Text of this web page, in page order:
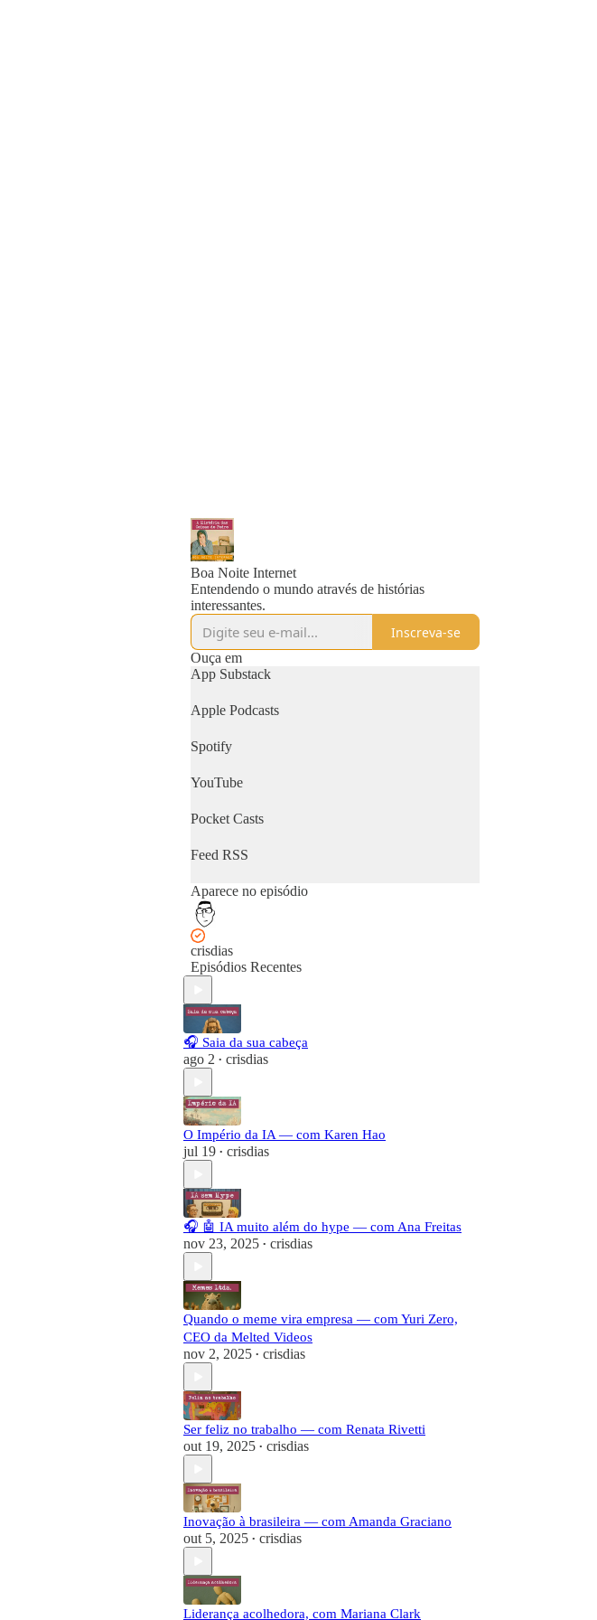
Boa Noite Internet
Entendendo o mundo através de histórias
interessantes.
Inscreva-se
Ouça em
App Substack
Apple Podcasts
Spotify
YouTube
Pocket Casts
Feed RSS
Aparece no episódio
crisdias
Episódios Recentes
🎧 Saia da sua cabeça
ago 2 • crisdias
O Império da IA — com Karen Hao
jul 19 • crisdias
🎧 🤖 IA muito além do hype — com Ana Freitas
nov 23, 2025 • crisdias
Quando o meme vira empresa — com Yuri Zero,
CEO da Melted Videos
nov 2, 2025 • crisdias
Ser feliz no trabalho — com Renata Rivetti
out 19, 2025 • crisdias
Inovação à brasileira — com Amanda Graciano
out 5, 2025 • crisdias
Liderança acolhedora, com Mariana Clark